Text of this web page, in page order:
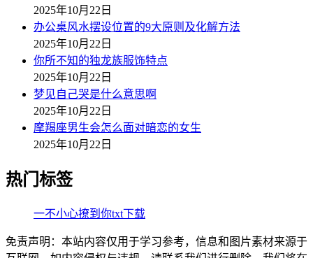
2025年10月22日
办公桌风水摆设位置的9大原则及化解方法
2025年10月22日
你所不知的独龙族服饰特点
2025年10月22日
梦见自己哭是什么意思啊
2025年10月22日
摩羯座男生会怎么面对暗恋的女生
2025年10月22日
热门标签
一不小心撩到你txt下载
免责声明：本站内容仅用于学习参考，信息和图片素材来源于